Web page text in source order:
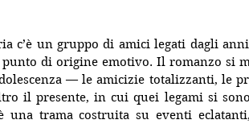
c’è un gruppo di amici legati dagli
di origine emotivo. Il romanzo si
— le amicizie totalizzanti, le
il presente, in cui quei legami si
una trama costruita su eventi